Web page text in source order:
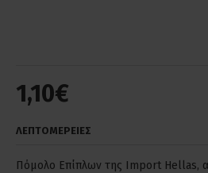
1,10€
ΛΕΠΤΟΜΕΡΕΙΕΣ
Πόμολο Επίπλων της Import Hellas,